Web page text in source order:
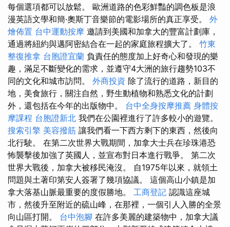
每個選項都可以放鬆。 歐洲道路的色彩鮮豔的調色板是浪
漫英語文學和簡·奧斯丁音樂節的電影場所的真正享受。 外
燴佈置 台中運動按摩 邀請到美國和加拿大的豐富計劃庫，
通過將紐約與邁阿密結合在一起的家庭旅程擴大了。 竹東
整復推拿 台胞證宜蘭 負責任的態度加上好奇心和發現的樂
趣，滿足不斷變化的需求，並遵守4大洲的旅行趨勢103不
同的文化和城市訪問。 外商投資 除了流行的道路，新目的
地，美食旅行，關注自然，野生動植物和熟悉文化的計劃
外，還包括在今年的出版物中。 台中全身按摩推薦 身體按
摩課程 台胞證新北 我們在公園裡進行了許多較小的遊覽。
搜索引擎 美容撥筋 讓我們看一下西方剩下的東西，然後向
北行駛。 在第二次世界大戰期間，加拿大士兵在珍珠港恐
怖襲擊後加強了英國人，並宣布對日本進行戰爭。 第二次
世界大戰後，加拿大被移民淹沒。 自1975年以來，就領土
問題與土著印第安人簽署了幾項協議。 這個高山小鎮是加
拿大落基山脈最重要的度假勝地。 工商登記 認識這座城
市，然後升至附近的硫山峰，在那裡，一個引人入勝的全景
向山區打開。 台中泡腳 在許多美麗的建築物中，加拿大議